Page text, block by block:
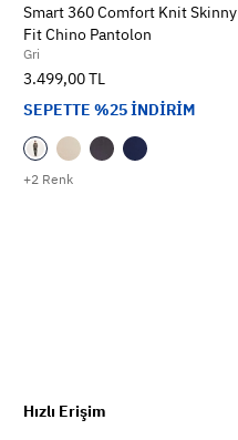
+2 Renk
Smart 360 Comfort Knit Skinny
Fit Chino Pantolon
Gri
3.499,00 TL
SEPETTE %25 İNDİRİM
Hızlı Erişim